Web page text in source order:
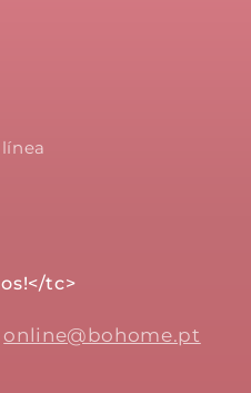
tc>
online@bohome.pt